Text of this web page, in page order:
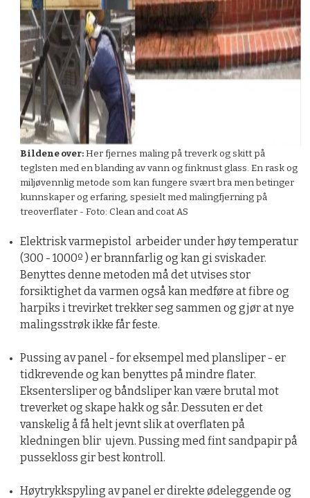
Bildene over:Her fjernes maling på treverk og skitt på
teglsten med en blanding av vann og finknust glass. En rask og
miljøvennlig metode som kan fungere svært bra men betinger
kunnskaper og erfaring, spesielt med malingfjerning på
treoverflater - Foto: Clean and coat AS
Elektrisk varmepistol arbeider under høy temperatur
(300 - 1000º ) er brannfarlig og kan gi sviskader.
Benyttes denne metoden må det utvises stor
forsiktighet da varmen også kan medføre at fibre og
harpiks i trevirket trekker seg sammen og gjør at nye
malingsstrøk ikke får feste.
Pussing av panel - for eksempel med plansliper - er
tidkrevende og kan benyttes på mindre flater.
Eksentersliper og båndsliper kan være brutal mot
treverket og skape hakk og sår. Dessuten er det
vanskelig å få helt jevnt slik at overflaten på
kledningen blir ujevn. Pussing med fint sandpapir på
pussekloss gir best kontroll.
Høytrykkspyling av panel er direkte ødeleggende og